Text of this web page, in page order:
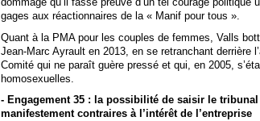
gages aux réactionnaires de la « Manif pour tous ».
Quant à la PMA pour les couples de femmes, Valls
Jean-Marc Ayrault en 2013, en se retranchant derrière
Comité qui ne paraît guère pressé et qui, en 2005,
homosexuelles.
- Engagement 35 : la possibilité de saisir le
manifestement contraires à l’intérêt de l’entreprise